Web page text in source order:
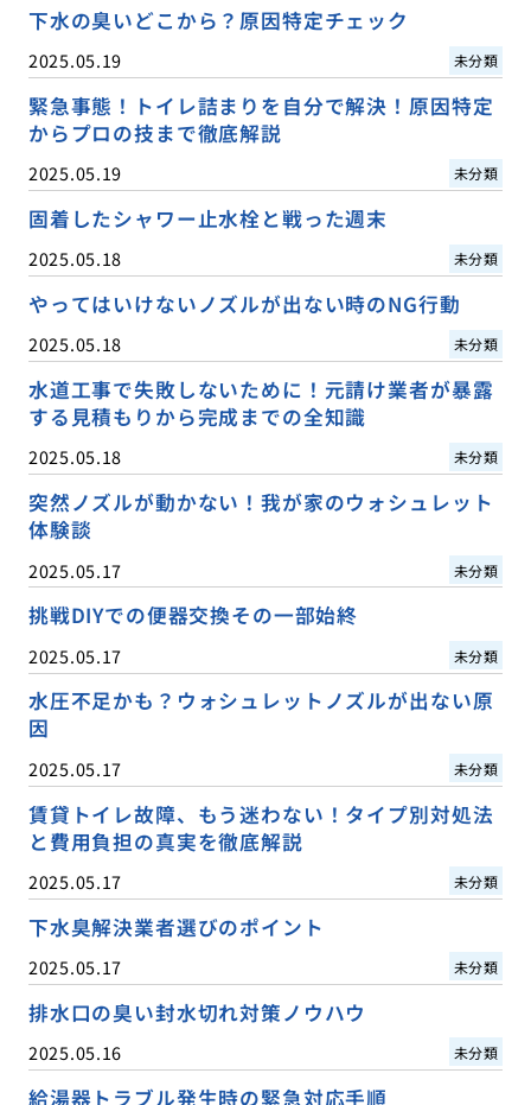
下水の臭いどこから？原因特定チェック
2025.05.19 未分類
緊急事態！トイレ詰まりを自分で解決！原因特定
からプロの技まで徹底解説
2025.05.19 未分類
固着したシャワー止水栓と戦った週末
2025.05.18 未分類
やってはいけないノズルが出ない時のNG行動
2025.05.18 未分類
水道工事で失敗しないために！元請け業者が暴露
する見積もりから完成までの全知識
2025.05.18 未分類
突然ノズルが動かない！我が家のウォシュレット
体験談
2025.05.17 未分類
挑戦DIYでの便器交換その一部始終
2025.05.17 未分類
水圧不足かも？ウォシュレットノズルが出ない原
因
2025.05.17 未分類
賃貸トイレ故障、もう迷わない！タイプ別対処法
と費用負担の真実を徹底解説
2025.05.17 未分類
下水臭解決業者選びのポイント
2025.05.17 未分類
排水口の臭い封水切れ対策ノウハウ
2025.05.16 未分類
給湯器トラブル発生時の緊急対応手順